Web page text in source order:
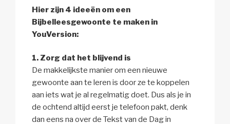
Hier zijn 4 ideeën om een
Bijbelleesgewoonte te maken in
YouVersion:
1. Zorg dat het blijvend is
De makkelijkste manier om een nieuwe
gewoonte aan te leren is door ze te koppelen
aan iets wat je al regelmatig doet. Dus als je in
de ochtend altijd eerst je telefoon pakt, denk
dan eens na over de Tekst van de Dag in